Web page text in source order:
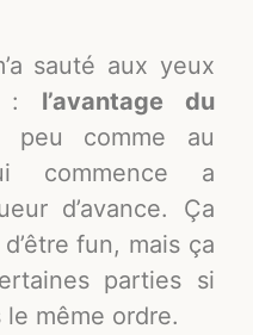
sauté aux yeux
: l’avantage du
comme au
commence a
d’avance. Ça
fun, mais ça
parties si
même ordre.